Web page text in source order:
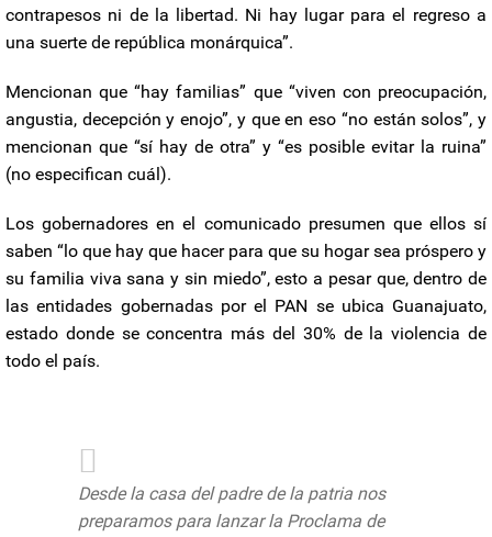
contrapesos ni de la libertad. Ni hay lugar para el regreso a
una suerte de república monárquica”.
Mencionan que “hay familias” que “viven con preocupación,
angustia, decepción y enojo”, y que en eso “no están solos”, y
mencionan que “sí hay de otra” y “es posible evitar la ruina”
(no especifican cuál).
Los gobernadores en el comunicado presumen que ellos sí
saben “lo que hay que hacer para que su hogar sea próspero y
su familia viva sana y sin miedo”, esto a pesar que, dentro de
las entidades gobernadas por el PAN se ubica Guanajuato,
estado donde se concentra más del 30% de la violencia de
todo el país.
Desde la casa del padre de la patria nos
preparamos para lanzar la Proclama de